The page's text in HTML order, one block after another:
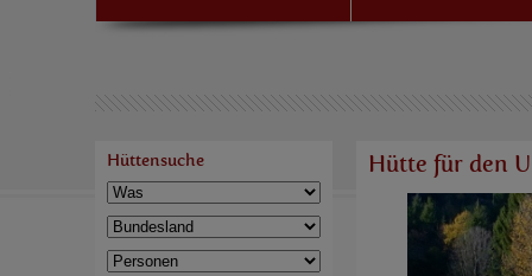
Hüttensuche Hütte für den